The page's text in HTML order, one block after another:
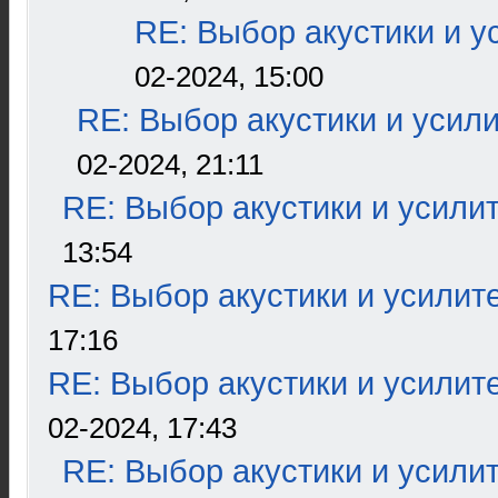
RE: Выбор акустики и
02-2024, 15:00
RE: Выбор акустики и
02-2024, 21:11
RE: Выбор акустики и
13:54
RE: Выбор акустики и
17:16
RE: Выбор акустики и
02-2024, 17:43
RE: Выбор акустики и